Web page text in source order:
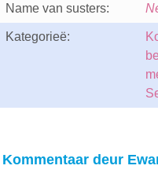
Name van susters:
Kategorieë:
Kommentaar deur